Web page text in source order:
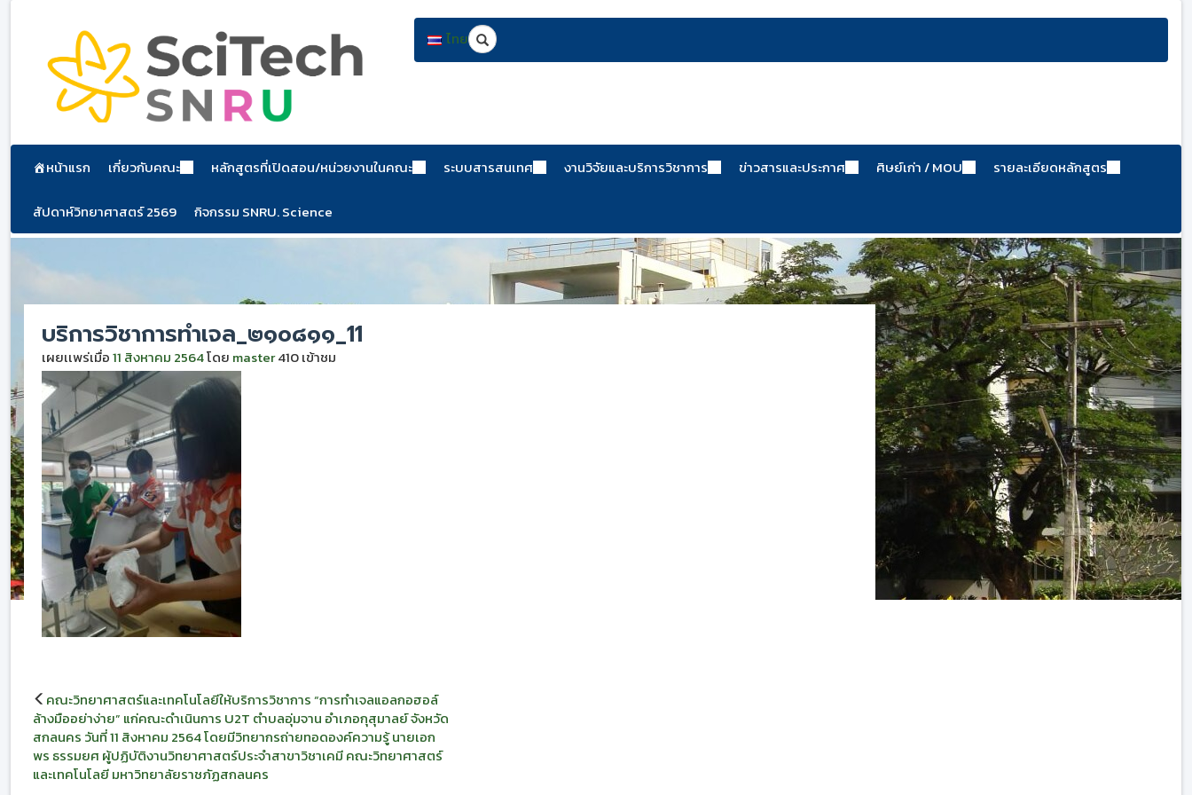
เนื้อหา
ไทยSearch
หน้าแรก เกี่ยวกับคณะ หลักสูตรที่เปิดสอน/หน่วยงานในคณะ ระบบสารสนเทศ งานวิจัยและบริการวิชาการ ข่าวสารและประกาศ ศิษย์เก่า / MOU รายละเอียดหลักสูตร
สัปดาห์วิทยาศาสตร์ 2569 กิจกรรม SNRU. Science
บริการวิชาการทำเจล_๒๑๐๘๑๑_11
เผยเเพร่เมื่อ11 สิงหาคม 2564โดย master410 เข้าชม
แนะแนว
เรื่อง
คณะวิทยาศาสตร์และเทคโนโลยีให้บริการวิชาการ “การทำเจลแอลกอฮอล์
ล้างมืออย่าง่าย” แก่คณะดำเนินการ U2T ตำบลอุ่มจาน อำเภอกุสุมาลย์ จังหวัด
สกลนคร วันที่ 11 สิงหาคม 2564 โดยมีวิทยากรถ่ายทอดองค์ความรู้ นายเอก
พร ธรรมยศ ผู้ปฏิบัติงานวิทยาศาสตร์ประจำสาขาวิชาเคมี คณะวิทยาศาสตร์
และเทคโนโลยี มหาวิทยาลัยราชภัฏสกลนคร